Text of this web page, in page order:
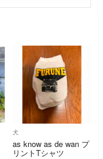
犬
as know as de wan プ
リントTシャツ